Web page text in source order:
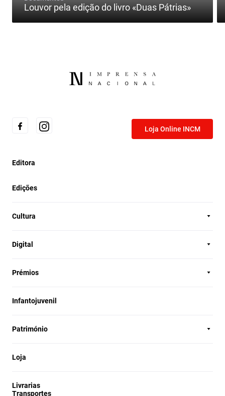
Louvor pela edição do livro «Duas Pátrias»
Loja Online INCM
Editora
Edições
Cultura
Digital
Prémios
Infantojuvenil
Património
Loja
Livrarias
Transportes